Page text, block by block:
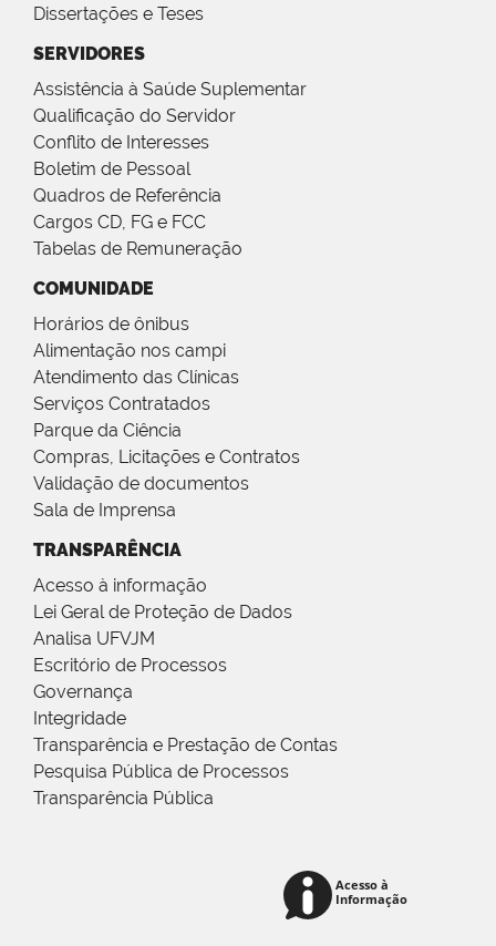
Dissertações e Teses
SERVIDORES
Assistência à Saúde Suplementar
Qualificação do Servidor
Conflito de Interesses
Boletim de Pessoal
Quadros de Referência
Cargos CD, FG e FCC
Tabelas de Remuneração
COMUNIDADE
Horários de ônibus
Alimentação nos campi
Atendimento das Clínicas
Serviços Contratados
Parque da Ciência
Compras, Licitações e Contratos
Validação de documentos
Sala de Imprensa
TRANSPARÊNCIA
Acesso à informação
Lei Geral de Proteção de Dados
Analisa UFVJM
Escritório de Processos
Governança
Integridade
Transparência e Prestação de Contas
Pesquisa Pública de Processos
Transparência Pública